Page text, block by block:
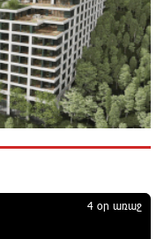
է մինչև օգոստոսի
9 ժամ առաջ
քրեական վարույթի
9 ժամ առաջ
են
4 օր առաջ